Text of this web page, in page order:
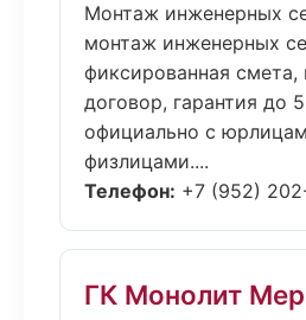
Монтаж инженерных
монтаж инженерных
фиксированная смета,
договор, гарантия до
официально с
физлицами....
Телефон: +7 (952)
ГК Монолит